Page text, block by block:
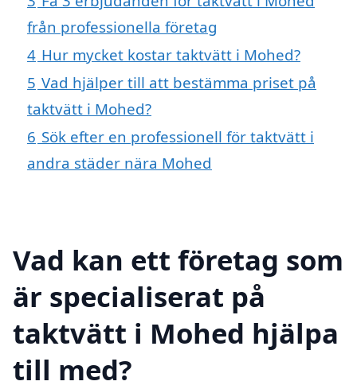
från professionella företag
4 Hur mycket kostar taktvätt i Mohed?
5 Vad hjälper till att bestämma priset på
taktvätt i Mohed?
6 Sök efter en professionell för taktvätt i
andra städer nära Mohed
Vad kan ett företag som
är specialiserat på
taktvätt i Mohed hjälpa
till med?